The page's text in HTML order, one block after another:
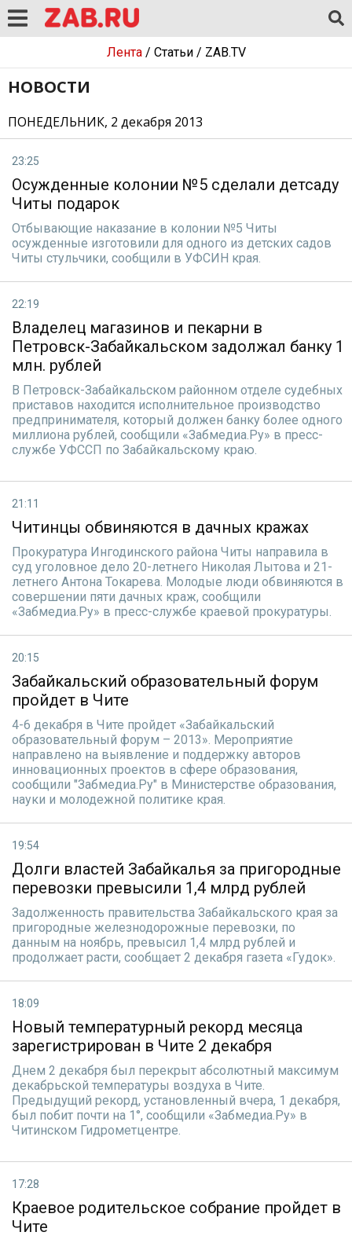
Лента/ Статьи/ ZAB.TV
НОВОСТИ
ПОНЕДЕЛЬНИК, 2 декабря 2013
23:25
Осужденные колонии №5 сделали детсаду
Читы подарок
Отбывающие наказание в колонии №5 Читы
осужденные изготовили для одного из детских садов
Читы стульчики, сообщили в УФСИН края.
22:19
Владелец магазинов и пекарни в
Петровск-Забайкальском задолжал банку 1
млн. рублей
В Петровск-Забайкальском районном отделе судебных
приставов находится исполнительное производство
предпринимателя, который должен банку более одного
миллиона рублей, сообщили «Забмедиа.Ру» в пресс-
службе УФССП по Забайкальскому краю.
21:11
Читинцы обвиняются в дачных кражах
Прокуратура Ингодинского района Читы направила в
суд уголовное дело 20-летнего Николая Лытова и 21-
летнего Антона Токарева. Молодые люди обвиняются в
совершении пяти дачных краж, сообщили
«Забмедиа.Ру» в пресс-службе краевой прокуратуры.
20:15
Забайкальский образовательный форум
пройдет в Чите
4-6 декабря в Чите пройдет «Забайкальский
образовательный форум – 2013». Мероприятие
направлено на выявление и поддержку авторов
инновационных проектов в сфере образования,
сообщили "Забмедиа.Ру" в Министерстве образования,
науки и молодежной политике края.
19:54
Долги властей Забайкалья за пригородные
перевозки превысили 1,4 млрд рублей
Задолженность правительства Забайкальского края за
пригородные железнодорожные перевозки, по
данным на ноябрь, превысил 1,4 млрд рублей и
продолжает расти, сообщает 2 декабря газета «Гудок».
18:09
Новый температурный рекорд месяца
зарегистрирован в Чите 2 декабря
Днем 2 декабря был перекрыт абсолютный максимум
декабрьской температуры воздуха в Чите.
Предыдущий рекорд, установленный вчера, 1 декабря,
был побит почти на 1°, сообщили «Забмедиа.Ру» в
Читинском Гидрометцентре.
17:28
Краевое родительское собрание пройдет в
Чите